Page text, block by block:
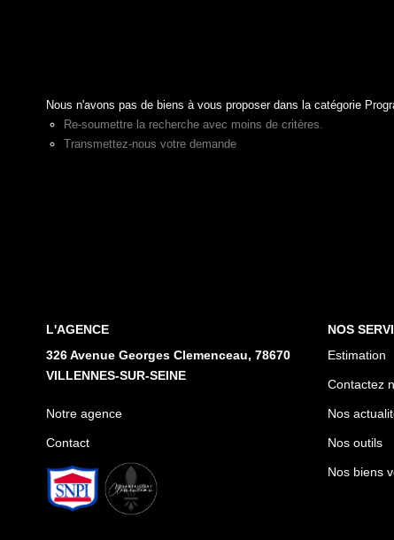
Nous n'avons pas de biens à vous proposer dans la catégorie
Re-soumettre la recherche avec moins de critères.
Transmettez-nous votre demande
L'AGENCE
326 Avenue Georges Clemenceau, 78670
VILLENNES-SUR-SEINE
Notre agence
Contact
NOS
Estimation
Contactez
Nos
Nos outils
Nos biens